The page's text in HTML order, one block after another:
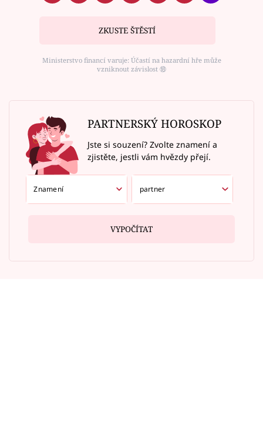
ZKUSTE ŠTĚSTÍ
Ministerstvo financí varuje: Účastí na hazardní hře může
vzniknout závislost ⑱
PARTNERSKÝ HOROSKOP
Jste si souzení? Zvolte znamení a
zjistěte, jestli vám hvězdy přejí.
VYPOČÍTAT